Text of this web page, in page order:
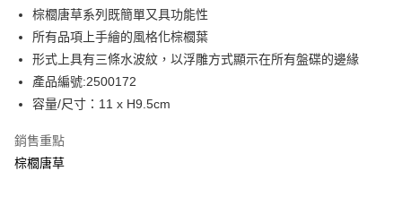
棕櫚唐草系列既簡單又具功能性
所有品項上手繪的風格化棕櫚葉
形式上具有三條水波紋，以浮雕方式顯示在所有盤碟的邊緣
產品編號:2500172
容量/尺寸：11 x H9.5cm
銷售重點
棕櫚唐草